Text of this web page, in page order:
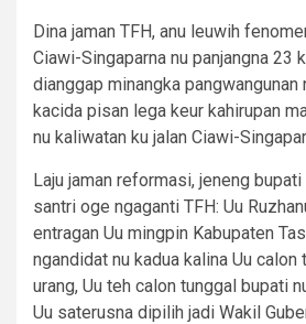
Dina jaman TFH, anu leuwih
Ciawi-Singaparna nu panjangna 23
dianggap minangka pangwangunan
kacida pisan lega keur kahirupan
nu kaliwatan ku jalan Ciawi-
Laju jaman reformasi, jeneng
santri oge ngaganti TFH: Uu
entragan Uu mingpin Kabupaten
ngandidat nu kadua kalina Uu calon
urang, Uu teh calon tunggal bupati
Uu saterusna dipilih jadi Wakil